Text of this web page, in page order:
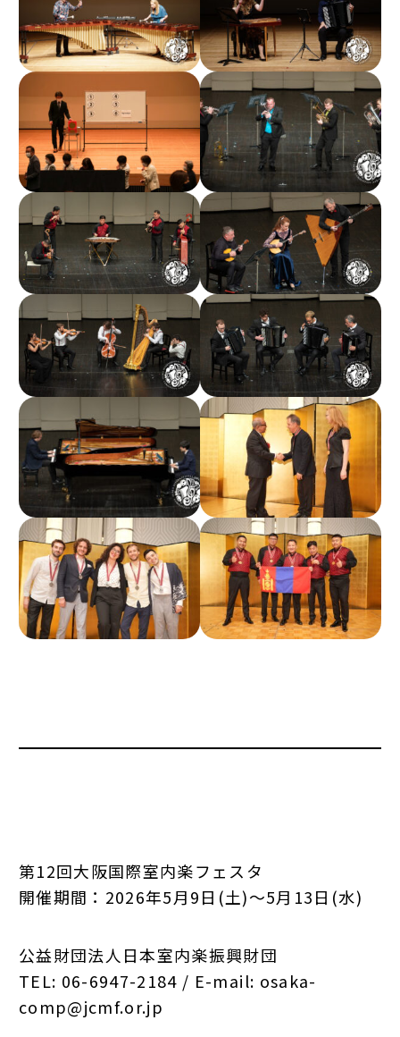
第12回大阪国際室内楽フェスタ
開催期間：2026年5月9日(土)～5月13日(水)
公益財団法人日本室内楽振興財団
TEL: 06-6947-2184 / E-mail: osaka-
comp@jcmf.or.jp